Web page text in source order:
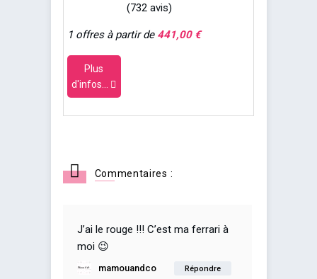
(732 avis)
1 offres à partir de 441,00 €
Plus
d'infos...
Commentaires :
J’ai le rouge !!! C’est ma ferrari à
moi 😉
mamouandco Répondre